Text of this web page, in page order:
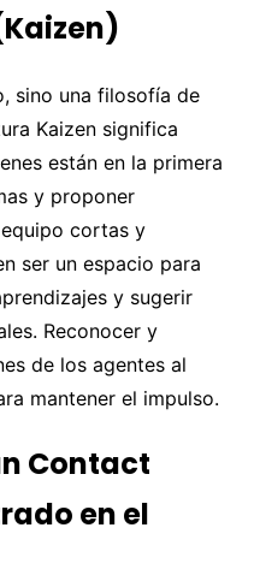
sino una filosofía de
Kaizen significa
están en la primera
y proponer
cortas y
ser un espacio para
y sugerir
Reconocer y
de los agentes al
mantener el impulso.
Contact
en el